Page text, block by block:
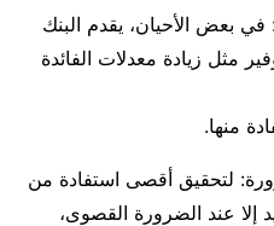
في بعض الأحيان، يقدم البنك
مثل زيادة معدلات الفائدة
منها.
لتحقيق أقصى استفادة من
إلا عند الضرورة القصوى،